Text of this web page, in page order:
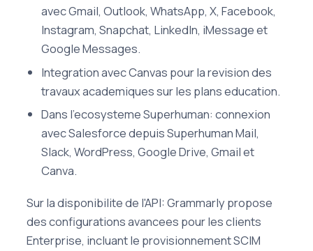
avec Gmail, Outlook, WhatsApp, X, Facebook,
Instagram, Snapchat, LinkedIn, iMessage et
Google Messages.
Integration avec Canvas pour la revision des
travaux academiques sur les plans education.
Dans l'ecosysteme Superhuman: connexion
avec Salesforce depuis Superhuman Mail,
Slack, WordPress, Google Drive, Gmail et
Canva.
Sur la disponibilite de l'API: Grammarly propose
des configurations avancees pour les clients
Enterprise, incluant le provisionnement SCIM